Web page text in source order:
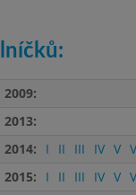
2009:
2013:
2014:
I II III IV V
2015:
I II III IV V